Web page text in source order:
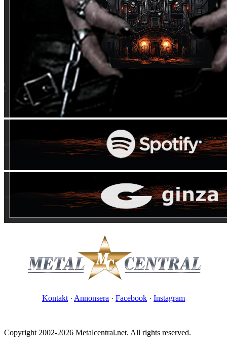
Kontakt · Annonsera · Facebook · Instagram
Copyright 2002-2026 Metalcentral.net. All rights reserved.